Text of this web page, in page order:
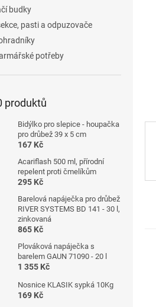
budky
pasti a odpuzovače
potřeby
produktů
Bidýlko pro slepice - houpačka
pro drůbež 39 x 5 cm
167 Kč
Acariflash 500 ml, přírodní
repelent proti čmelíkům
295 Kč
Barelová napáječka pro drůbež
RIVER SYSTEMS BD 141 - 30 l,
zinkovaná
865 Kč
Plováková napáječka s
barelem GAUN 71090 - 20 l
1 355 Kč
Nosnice KLASIK sypká 10Kg
169 Kč